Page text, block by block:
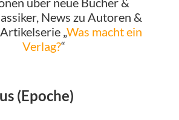
News zu Autoren &
„Was macht ein
Verlag?“
(Epoche)